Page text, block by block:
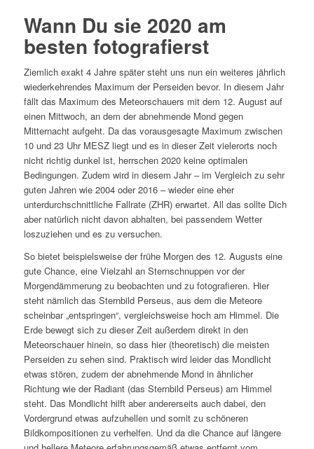
Wann Du sie 2020 am
besten fotografierst
Ziemlich exakt 4 Jahre später steht uns nun ein weiteres jährlich
wiederkehrendes Maximum der Perseiden bevor. In diesem Jahr
fällt das Maximum des Meteorschauers mit dem 12. August auf
einen Mittwoch, an dem der abnehmende Mond gegen
Mitternacht aufgeht. Da das vorausgesagte Maximum zwischen
10 und 23 Uhr MESZ liegt und es in dieser Zeit vielerorts noch
nicht richtig dunkel ist, herrschen 2020 keine optimalen
Bedingungen. Zudem wird in diesem Jahr – im Vergleich zu sehr
guten Jahren wie 2004 oder 2016 – wieder eine eher
unterdurchschnittliche Fallrate (ZHR) erwartet. All das sollte Dich
aber natürlich nicht davon abhalten, bei passendem Wetter
loszuziehen und es zu versuchen.
So bietet beispielsweise der frühe Morgen des 12. Augusts eine
gute Chance, eine Vielzahl an Sternschnuppen vor der
Morgendämmerung zu beobachten und zu fotografieren. Hier
steht nämlich das Sternbild Perseus, aus dem die Meteore
scheinbar „entspringen“, vergleichsweise hoch am Himmel. Die
Erde bewegt sich zu dieser Zeit außerdem direkt in den
Meteorschauer hinein, so dass hier (theoretisch) die meisten
Perseiden zu sehen sind. Praktisch wird leider das Mondlicht
etwas stören, zudem der abnehmende Mond in ähnlicher
Richtung wie der Radiant (das Sternbild Perseus) am Himmel
steht. Das Mondlicht hilft aber andererseits auch dabei, den
Vordergrund etwas aufzuhellen und somit zu schöneren
Bildkompositionen zu verhelfen. Und da die Chance auf längere